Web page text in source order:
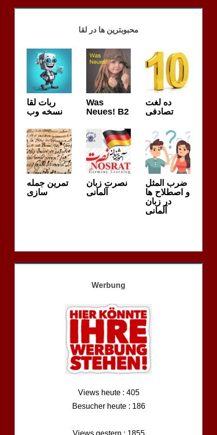
محبوبترین ها در لقا
ربات لقا
نسخه وب
Was
Neues! B2
ده لغت
تصادفی
تمرین جمله
سازی
نصرت زبان
آلمانی
ضرب المثل
و اصطلاح ها
در زبان
آلمانی
Werbung
Views heute : 405
Besucher heute : 186
Views gestern : 1855